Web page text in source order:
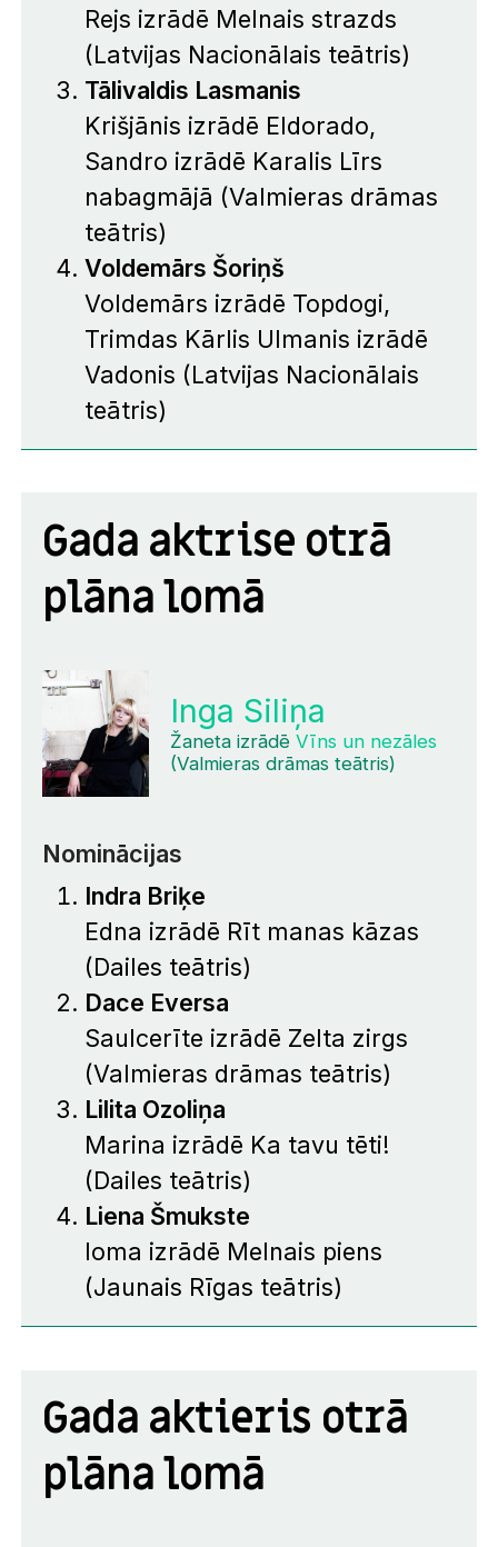
Rejs izrādē Melnais strazds
(Latvijas Nacionālais teātris)
Tālivaldis Lasmanis
Krišjānis izrādē Eldorado,
Sandro izrādē Karalis Līrs
nabagmājā (Valmieras drāmas
teātris)
Voldemārs Šoriņš
Voldemārs izrādē Topdogi,
Trimdas Kārlis Ulmanis izrādē
Vadonis (Latvijas Nacionālais
teātris)
Gada aktrise otrā
plāna lomā
Inga Siliņa
Žaneta izrādē Vīns un nezāles
(Valmieras drāmas teātris)
Nominācijas
Indra Briķe
Edna izrādē Rīt manas kāzas
(Dailes teātris)
Dace Eversa
Saulcerīte izrādē Zelta zirgs
(Valmieras drāmas teātris)
Lilita Ozoliņa
Marina izrādē Ka tavu tēti!
(Dailes teātris)
Liena Šmukste
loma izrādē Melnais piens
(Jaunais Rīgas teātris)
Gada aktieris otrā
plāna lomā